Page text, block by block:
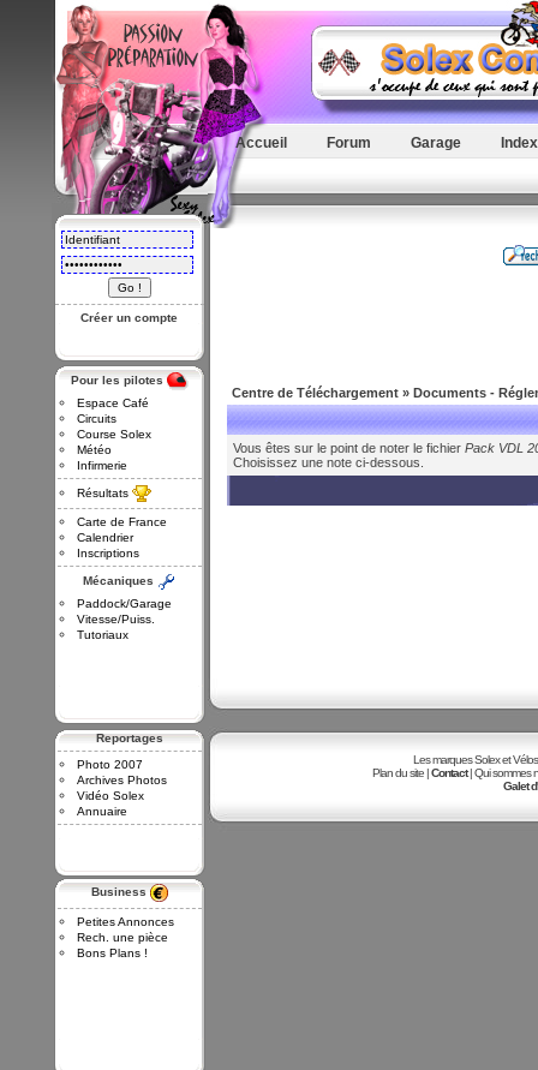
Créer un compte
Pour les pilotes
Espace Café
Circuits
Course Solex
Météo
Infirmerie
Résultats
Carte de France
Calendrier
Inscriptions
Mécaniques
Paddock/Garage
Vitesse/Puiss.
Tutoriaux
Reportages
Photo 2007
Archives Photos
Vidéo Solex
Annuaire
Business
Petites Annonces
Rech. une pièce
Bons Plans !
Accueil Forum Garage
Centre de Téléchargement» Documents -
Vous êtes sur le point de noter le fichier Pack VDL
Choisissez une note ci-dessous.
Les marques Solex et
Plan du site |Contact| Qui sommes
Galet